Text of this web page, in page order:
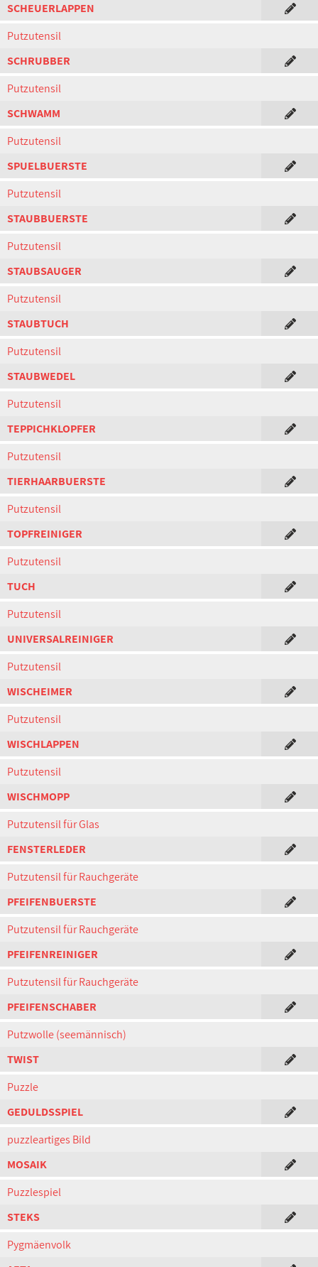
SCHEUERLAPPEN
Putzutensil
SCHRUBBER
Putzutensil
SCHWAMM
Putzutensil
SPUELBUERSTE
Putzutensil
STAUBBUERSTE
Putzutensil
STAUBSAUGER
Putzutensil
STAUBTUCH
Putzutensil
STAUBWEDEL
Putzutensil
TEPPICHKLOPFER
Putzutensil
TIERHAARBUERSTE
Putzutensil
TOPFREINIGER
Putzutensil
TUCH
Putzutensil
UNIVERSALREINIGER
Putzutensil
WISCHEIMER
Putzutensil
WISCHLAPPEN
Putzutensil
WISCHMOPP
Putzutensil für Glas
FENSTERLEDER
Putzutensil für Rauchgeräte
PFEIFENBUERSTE
Putzutensil für Rauchgeräte
PFEIFENREINIGER
Putzutensil für Rauchgeräte
PFEIFENSCHABER
Putzwolle (seemännisch)
TWIST
Puzzle
GEDULDSSPIEL
puzzleartiges Bild
MOSAIK
Puzzlespiel
STEKS
Pygmäenvolk